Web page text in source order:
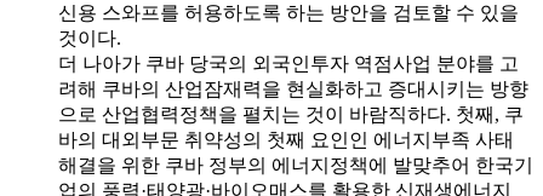
신용 스와프를 허용하도록 하는 방안을 검토할 수 있을
것이다.
더 나아가 쿠바 당국의 외국인투자 역점사업 분야를 고
려해 쿠바의 산업잠재력을 현실화하고 증대시키는 방향
으로 산업협력정책을 펼치는 것이 바람직하다. 첫째, 쿠
바의 대외부문 취약성의 첫째 요인인 에너지부족 사태
해결을 위한 쿠바 정부의 에너지정책에 발맞추어 한국기
업의 풍력·태양광·바이오매스를 활용한 신재생에너지